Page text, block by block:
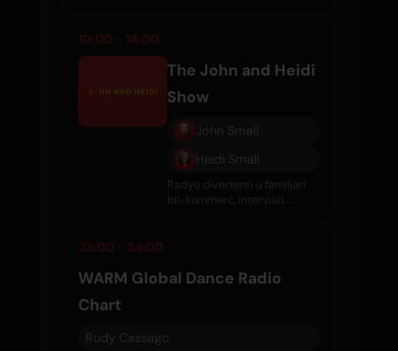
10:00 - 14:00
The John and Heidi
Show
John Small
Heidi Small
Radyu divertenti u familjari
bil-kummerċ, intervisti,
23:00 - 24:00
WARM Global Dance Radio
Chart
Rudy Cassago